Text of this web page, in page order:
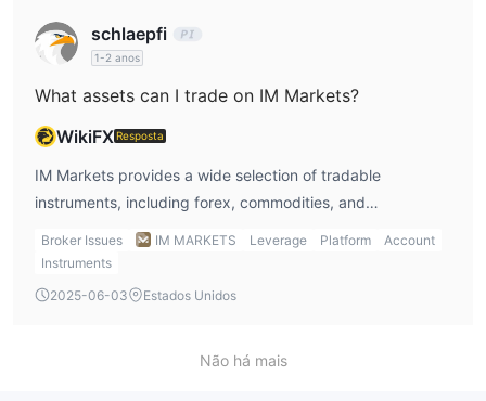
schlaepfi
1-2 anos
What assets can I trade on IM Markets?
WikiFX Resposta
IM Markets provides a wide selection of tradable
instruments, including forex, commodities, and
cryptocurrencies. I appreciate the variety as it allows me
to diversify my portfolio. However, the platform doesn’t
support stocks or ETFs, which limits some of my trading
Broker Issues IM MARKETS Leverage Platform
Account
Instruments
2025-06-03
Estados Unidos
Não há mais